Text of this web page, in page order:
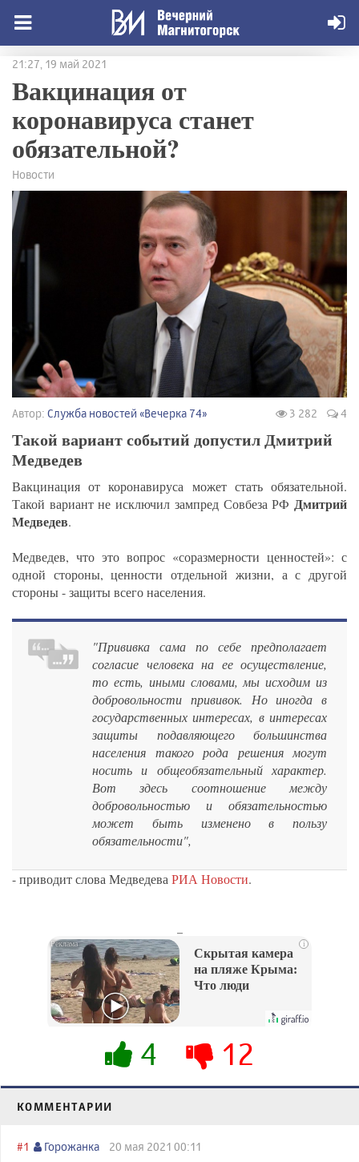
21:27, 19 май 2021
Вакцинация от
коронавируса станет
обязательной?
Новости
Автор: Служба новостей «Вечерка 74» 3 282 4
Такой вариант событий допустил Дмитрий
Медведев
Вакцинация от коронавируса может стать обязательной.
Такой вариант не исключил зампред Совбеза РФ Дмитрий
Медведев.
Медведев, что это вопрос «соразмерности ценностей»: с
одной стороны, ценности отдельной жизни, а с другой
стороны - защиты всего населения.
"Прививка сама по себе предполагает
согласие человека на ее осуществление,
то есть, иными словами, мы исходим из
добровольности прививок. Но иногда в
государственных интересах, в интересах
защиты подавляющего большинства
населения такого рода решения могут
носить и общеобязательный характер.
Вот здесь соотношение между
добровольностью и обязательностью
может быть изменено в пользу
обязательности",
- приводит слова Медведева РИА Новости.
i
Скрытая камера
на пляже Крыма:
Что люди
их не видят...
4 12
КОММЕНТАРИИ
#1 Горожанка 20 мая 2021 00:11